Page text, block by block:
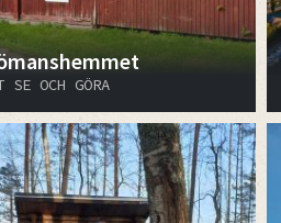
SE OCH GÖRA